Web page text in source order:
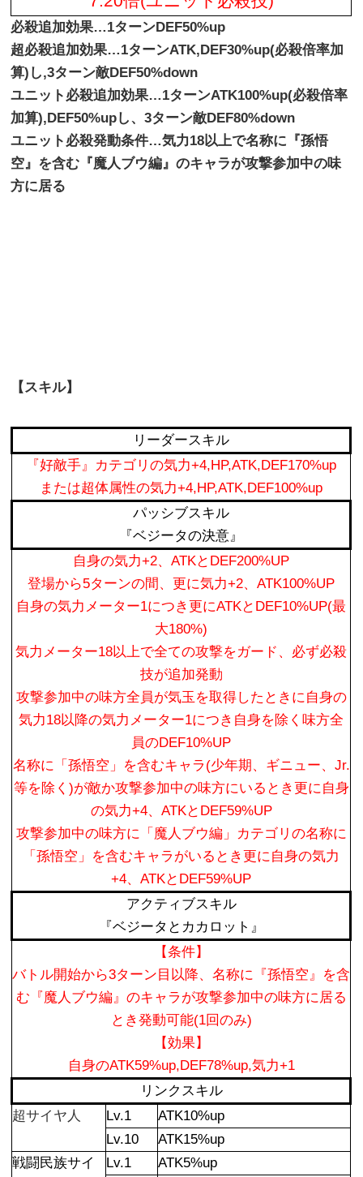
必殺追加効果…1ターンDEF50%up
超必殺追加効果…1ターンATK,DEF30%up(必殺倍率加
算)し,3ターン敵DEF50%down
ユニット必殺追加効果…1ターンATK100%up(必殺倍率
加算),DEF50%upし、3ターン敵DEF80%down
ユニット必殺発動条件…気力18以上で名称に『孫悟
空』を含む『魔人ブウ編』のキャラが攻撃参加中の味
方に居る
【スキル】
リーダースキル
『好敵手』カテゴリの気力+4,HP,ATK,DEF170%up
または超体属性の気力+4,HP,ATK,DEF100%up
パッシブスキル
『ベジータの決意』
自身の気力+2、ATKとDEF200%UP
登場から5ターンの間、更に気力+2、ATK100%UP
自身の気力メーター1につき更にATKとDEF10%UP(最
大180%)
気力メーター18以上で全ての攻撃をガード、必ず必殺
技が追加発動
攻撃参加中の味方全員が気玉を取得したときに自身の
気力18以降の気力メーター1につき自身を除く味方全
員のDEF10%UP
名称に「孫悟空」を含むキャラ(少年期、ギニュー、Jr.
等を除く)が敵か攻撃参加中の味方にいるとき更に自身
の気力+4、ATKとDEF59%UP
攻撃参加中の味方に「魔人ブウ編」カテゴリの名称に
「孫悟空」を含むキャラがいるとき更に自身の気力
+4、ATKとDEF59%UP
アクティブスキル
『ベジータとカカロット』
【条件】
バトル開始から3ターン目以降、名称に『孫悟空』を含
む『魔人ブウ編』のキャラが攻撃参加中の味方に居る
とき発動可能(1回のみ)
【効果】
自身のATK59%up,DEF78%up,気力+1
リンクスキル
超サイヤ人
Lv.1
ATK10%up
Lv.10
ATK15%up
戦闘民族サイ
Lv.1
ATK5%up